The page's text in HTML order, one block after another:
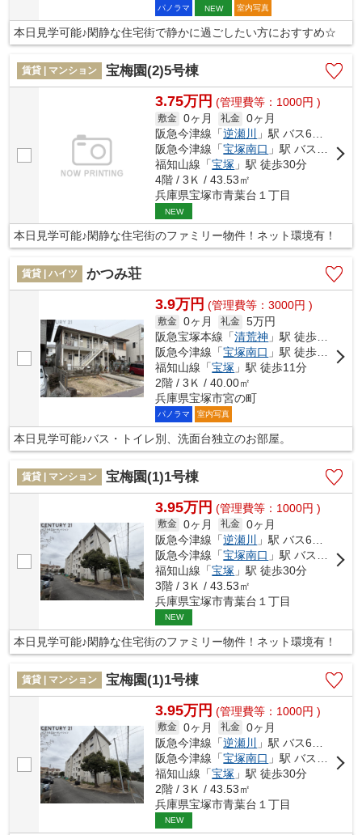
パノラマ NEW 室内写真
本日見学可能♪閑静な住宅街で静かに過ごしたい方におすすめ☆
賃貸 | マンション 宝梅園(2)5号棟
3.75万円 (管理費等：1000円 )
敷金 0ヶ月 礼金 0ヶ月
阪急今津線「逆瀬川
」駅 バス6分 「宝松苑」 停歩2分
阪急今津線「宝塚南口 」駅 バス12分 「宝松苑」 停歩3分
福知山線「宝塚 」駅 徒歩30分
4階 / 3Ｋ / 43.53㎡
兵庫県宝塚市青葉台１丁目
NEW
本日見学可能♪閑静な住宅街のファミリー物件！ネット環境有！
賃貸 | ハイツ かつみ荘
3.9万円 (管理費等：3000円 )
敷金 0ヶ月 礼金 5万円
阪急宝塚本線「清荒神 」駅 徒歩8分
阪急今津線「宝塚南口 」駅 徒歩11分
福知山線「宝塚 」駅 徒歩11分
2階 / 3Ｋ / 40.00㎡
兵庫県宝塚市宮の町
パノラマ 室内写真
本日見学可能♪バス・トイレ別、洗面台独立のお部屋。
賃貸 | マンション 宝梅園(1)1号棟
3.95万円 (管理費等：1000円 )
敷金 0ヶ月 礼金 0ヶ月
阪急今津線「逆瀬川
」駅 バス6分 「宝松苑」 停歩2分
阪急今津線「宝塚南口 」駅 バス12分 「宝松苑」 停歩3分
福知山線「宝塚 」駅 徒歩30分
3階 / 3Ｋ / 43.53㎡
兵庫県宝塚市青葉台１丁目
NEW
本日見学可能♪閑静な住宅街のファミリー物件！ネット環境有！
賃貸 | マンション 宝梅園(1)1号棟
3.95万円 (管理費等：1000円 )
敷金 0ヶ月 礼金 0ヶ月
阪急今津線「逆瀬川
」駅 バス6分 「宝松苑」 停歩2分
阪急今津線「宝塚南口 」駅 バス12分 「宝松苑」 停歩3分
福知山線「宝塚 」駅 徒歩30分
2階 / 3Ｋ / 43.53㎡
兵庫県宝塚市青葉台１丁目
NEW